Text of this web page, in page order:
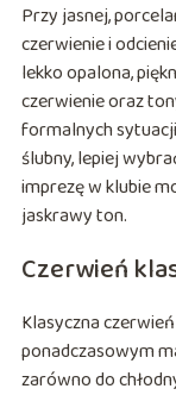
Przy jasnej,
czerwienie i
lekko opalona,
czerwienie oraz
formalnych
ślubny, lepiej
imprezę w klubie
jaskrawy ton.
Czerwień
Klasyczna
ponadczasowym
zarówno do